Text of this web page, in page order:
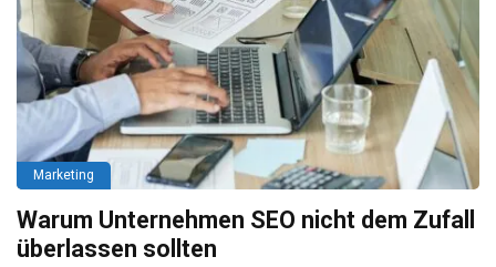
Marketing
Warum Unternehmen SEO nicht dem Zufall
überlassen sollten